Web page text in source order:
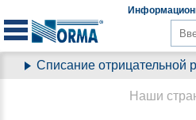
Списание отрицательной
Наши